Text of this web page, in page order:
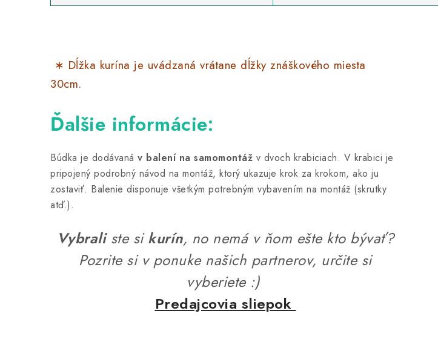
∗ Dĺžka kurína je uvádzaná vrátane dĺžky znáškového miesta
30cm.
Ďalšie informácie:
Búdka je dodávaná v balení na samomontáž v dvoch krabiciach. V krabici je
pripojený podrobný návod na montáž, ktorý ukazuje krok za krokom, ako ju
zostaviť. Balenie disponuje všetkým potrebným vybavením na montáž (skrutky
atď.).
Vybraliste sikurín, no nemá v ňom ešte kto bývať?
Pozrite si v ponuke našich partnerov, určite si
vyberiete :)
Predajcovia sliepok